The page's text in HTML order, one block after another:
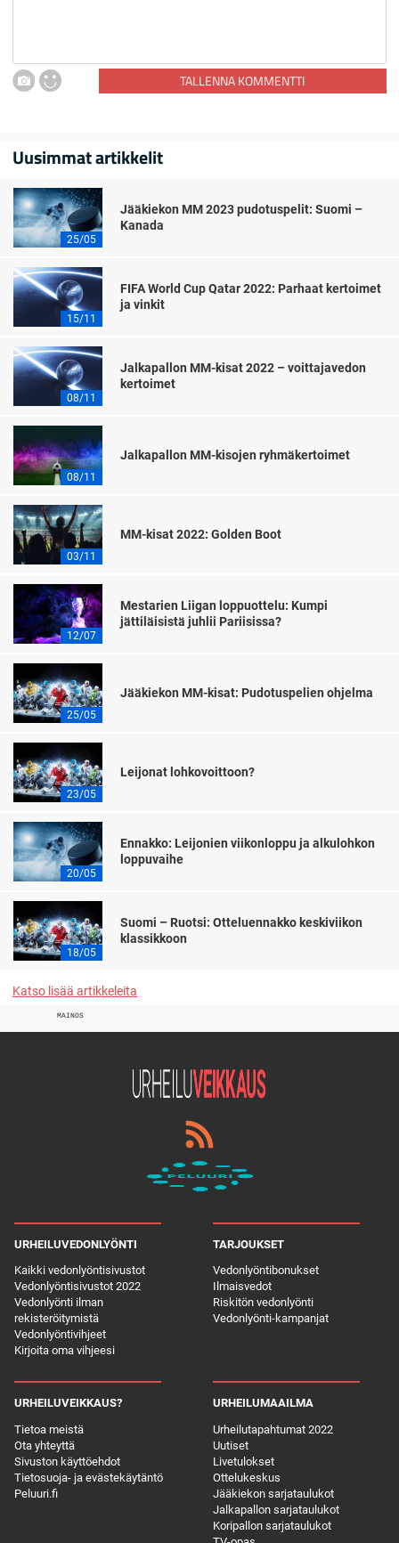
TALLENNA KOMMENTTI
Uusimmat artikkelit
25/05
Jääkiekon MM 2023 pudotuspelit: Suomi –
Kanada
15/11
FIFA World Cup Qatar 2022: Parhaat kertoimet
ja vinkit
08/11
Jalkapallon MM-kisat 2022 – voittajavedon
kertoimet
08/11
Jalkapallon MM-kisojen ryhmäkertoimet
03/11
MM-kisat 2022: Golden Boot
12/07
Mestarien Liigan loppuottelu: Kumpi
jättiläisistä juhlii Pariisissa?
25/05
Jääkiekon MM-kisat: Pudotuspelien ohjelma
23/05
Leijonat lohkovoittoon?
20/05
Ennakko: Leijonien viikonloppu ja alkulohkon
loppuvaihe
18/05
Suomi – Ruotsi: Otteluennakko keskiviikon
klassikkoon
Katso lisää artikkeleita
MAINOS
URHEILUVEDONLYÖNTI
Kaikki vedonlyöntisivustot
Vedonlyöntisivustot 2022
Vedonlyönti ilman
rekisteröitymistä
Vedonlyöntivihjeet
Kirjoita oma vihjeesi
TARJOUKSET
Vedonlyöntibonukset
Ilmaisvedot
Riskitön vedonlyönti
Vedonlyönti-kampanjat
URHEILUVEIKKAUS?
Tietoa meistä
Ota yhteyttä
Sivuston käyttöehdot
Tietosuoja- ja evästekäytäntö
Peluuri.fi
URHEILUMAAILMA
Urheilutapahtumat 2022
Uutiset
Livetulokset
Ottelukeskus
Jääkiekon sarjataulukot
Jalkapallon sarjataulukot
Koripallon sarjataulukot